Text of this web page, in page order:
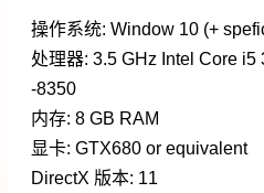
操作系统: Window 10 (+
处理器: 3.5 GHz Intel Core i5
-8350
内存: 8 GB RAM
显卡: GTX680 or equivalent
DirectX 版本: 11